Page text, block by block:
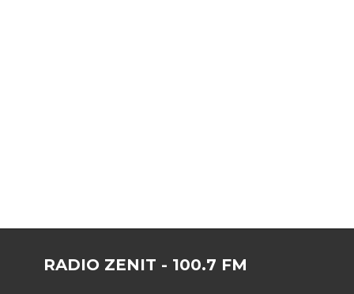
RADIO ZENIT - 100.7 FM